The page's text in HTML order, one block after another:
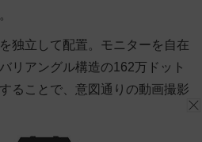
独立して配置。モニターを自在
リアングル構造の162万ドット
ることで、意図通りの動画撮影